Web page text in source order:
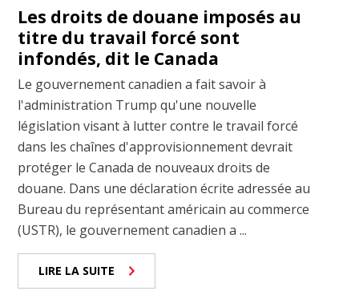
Les droits de douane imposés au
titre du travail forcé sont
infondés, dit le Canada
Le gouvernement canadien a fait savoir à
l'administration Trump qu'une nouvelle
législation visant à lutter contre le travail forcé
dans les chaînes d'approvisionnement devrait
protéger le Canada de nouveaux droits de
douane. Dans une déclaration écrite adressée au
Bureau du représentant américain au commerce
(USTR), le gouvernement canadien a ...
LIRE LA SUITE